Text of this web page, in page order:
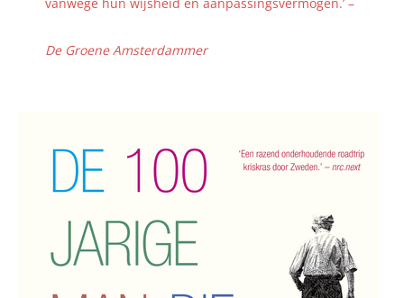
De Groene Amsterdammer